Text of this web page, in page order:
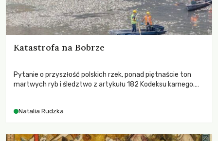
Katastrofa na Bobrze
Pytanie o przyszłość polskich rzek, ponad piętnaście ton
martwych ryb i śledztwo z artykułu 182 Kodeksu karnego.
zdarzeń prowadzących do biologicznej śmierci rzeki.
Natalia Rudzka